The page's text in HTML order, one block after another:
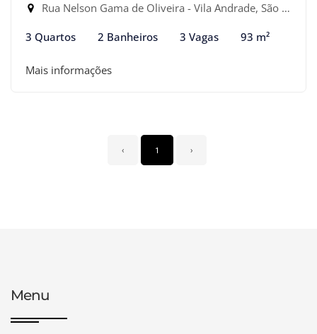
Rua Nelson Gama de Oliveira - Vila Andrade, São Paulo-SP
3 Quartos 2 Banheiros 3 Vagas 93 m²
Mais informações
‹ 1 ›
Menu